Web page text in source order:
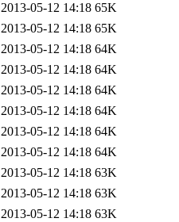
2013-05-12 14:18 65K
2013-05-12 14:18 65K
2013-05-12 14:18 64K
2013-05-12 14:18 64K
2013-05-12 14:18 64K
2013-05-12 14:18 64K
2013-05-12 14:18 64K
2013-05-12 14:18 64K
2013-05-12 14:18 63K
2013-05-12 14:18 63K
2013-05-12 14:18 63K